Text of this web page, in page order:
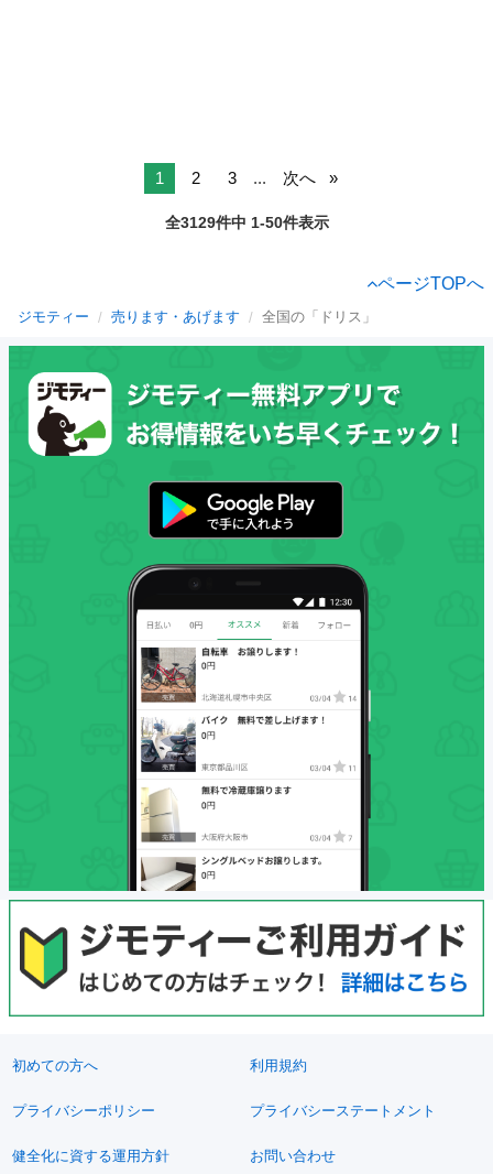
1 2 3 ... 次へ
全3129件中 1-50件表示
ページTOPへ
ジモティー 売ります・あげます 全国の「ドリス」
初めての方へ 利用規約
プライバシーポリシー プライバシーステートメント
健全化に資する運用方針 お問い合わせ